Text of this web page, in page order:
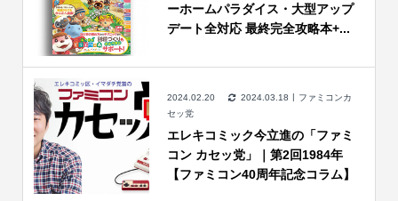
ーホームパラダイス・大型アップ
デート全対応 最終完全攻略本+...
2024.02.20 2024.03.18
ファミコンカ
セッ党
エレキコミック今立進の「ファミ
コン カセッ党」｜第2回1984年
【ファミコン40周年記念コラム】